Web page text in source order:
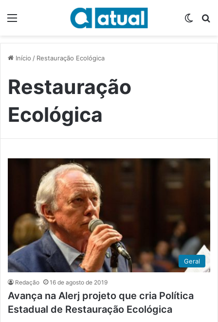
Início / Restauração Ecológica
Restauração
Ecológica
Geral
Redação 16 de agosto de 2019
Avança na Alerj projeto que cria Política
Estadual de Restauração Ecológica